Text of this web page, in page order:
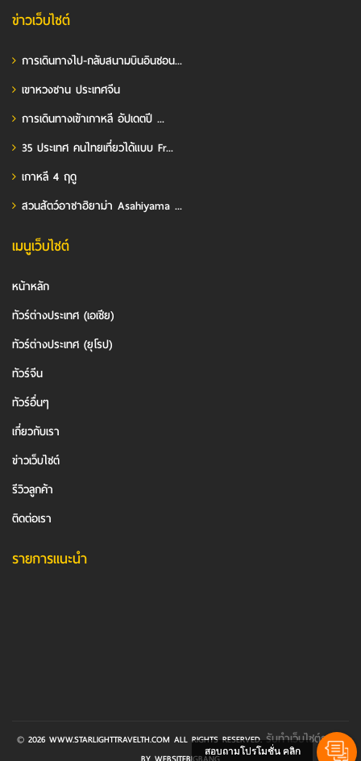
ข่าวเว็บไซต์
การเดินทางไป-กลับสนามบินอินชอน...
เขาหวงซาน ประเทศจีน
การเดินทางเข้าเกาหลี อัปเดตปี ...
35 ประเทศ คนไทยเที่ยวได้แบบ Fr...
เกาหลี 4 ฤดู
สวนสัตว์อาซาฮิยาม่า Asahiyama ...
เมนูเว็บไซต์
หน้าหลัก
ทัวร์ต่างประเทศ (เอเชีย)
ทัวร์ต่างประเทศ (ยุโรป)
ทัวร์จีน
ทัวร์อื่นๆ
เกี่ยวกับเรา
ข่าวเว็บไซต์
รีวิวลูกค้า
ติดต่อเรา
รายการแนะนำ
© 2026 WWW.STARLIGHTTRAVELTH.COM ALL RIGHTS RESERVED.รับทําเว็บไซต์ราคา
สอบถามโปรโมชั่น คลิก